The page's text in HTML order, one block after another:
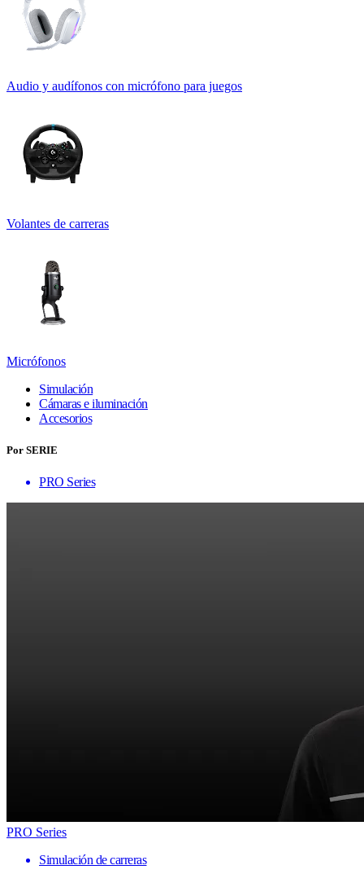
Audio y audífonos con micrófono para juegos
Volantes de carreras
Micrófonos
Simulación
Cámaras e iluminación
Accesorios
Por SERIE
PRO Series
PRO Series
Simulación de carreras